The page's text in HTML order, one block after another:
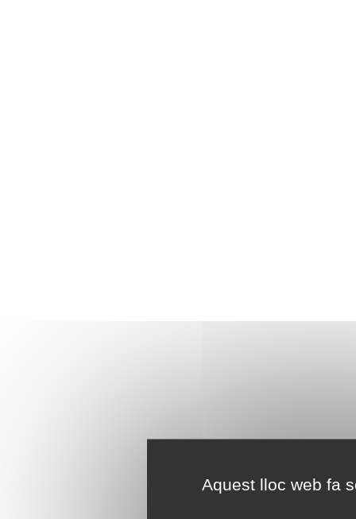
Aquest lloc web fa